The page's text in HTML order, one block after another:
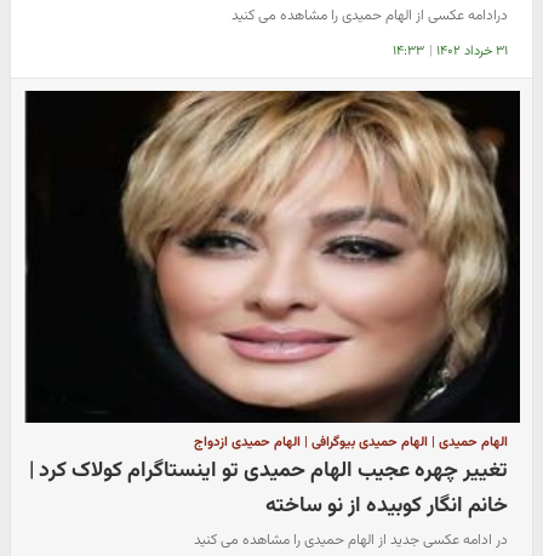
درادامه عکسی از الهام حمیدی را مشاهده می کنید
۳۱ خرداد ۱۴۰۲ | ۱۴:۳۳
الهام حمیدی | الهام حمیدی بیوگرافی | الهام حمیدی ازدواج
تغییر چهره عجیب الهام حمیدی تو اینستاگرام کولاک کرد |
خانم انگار کوبیده از نو ساخته
در ادامه عکسی جدید از الهام حمیدی را مشاهده می کنید